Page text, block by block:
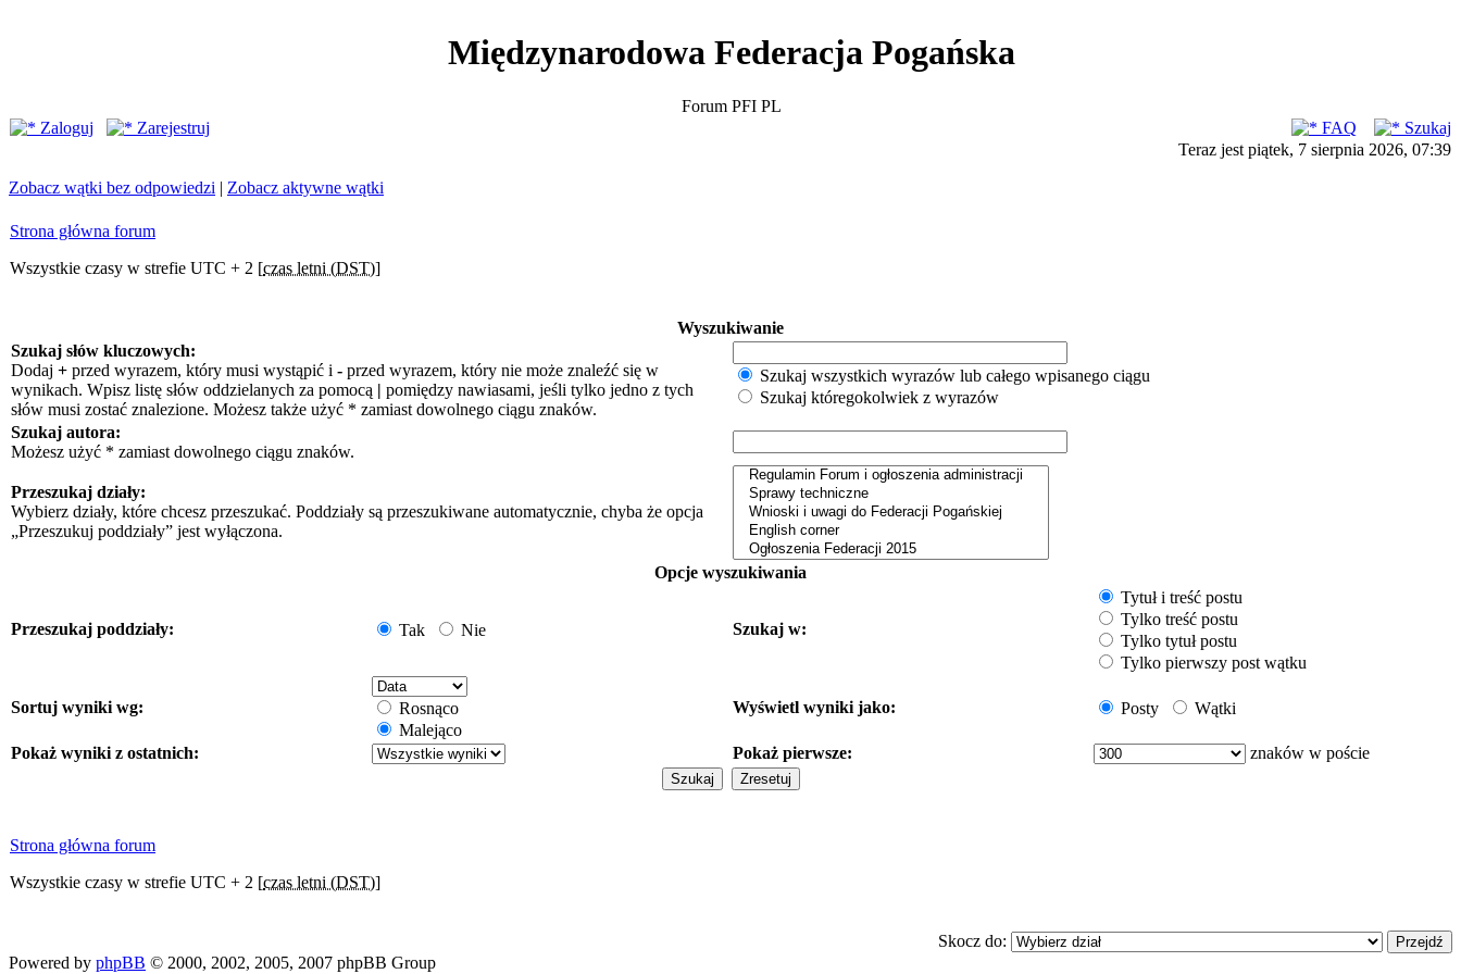
Międzynarodowa Federacja Pogańska
Forum PFI PL
Zaloguj
Zarejestruj FAQ
Szukaj
Teraz jest piątek, 7 sierpnia 2026, 07:39
Zobacz wątki bez odpowiedzi | Zobacz aktywne wątki
Strona główna forum
Wszystkie czasy w strefie UTC + 2 [czas letni (DST)]
Wyszukiwanie
Szukaj słów kluczowych:
Dodaj + przed wyrazem, który musi wystąpić i - przed wyrazem, który nie może znaleźć się w
wynikach. Wpisz listę słów oddzielanych za pomocą | pomiędzy nawiasami, jeśli tylko jedno z tych
słów musi zostać znalezione. Możesz także użyć * zamiast dowolnego ciągu znaków.
Szukaj wszystkich wyrazów lub całego wpisanego ciągu
Szukaj któregokolwiek z wyrazów
Szukaj autora:
Możesz użyć * zamiast dowolnego ciągu znaków.
Przeszukaj działy:
Wybierz działy, które chcesz przeszukać. Poddziały są przeszukiwane automatycznie, chyba że opcja
„Przeszukuj poddziały” jest wyłączona.
Opcje wyszukiwania
Przeszukaj poddziały: Tak Nie Szukaj w:
Tytuł i treść postu
Tylko treść postu
Tylko tytuł postu
Tylko pierwszy post wątku
Sortuj wyniki wg:
Rosnąco
Malejąco
Wyświetl wyniki jako: Posty Wątki
Pokaż wyniki z ostatnich: Pokaż pierwsze: znaków w poście
Strona główna forum
Wszystkie czasy w strefie UTC + 2 [czas letni (DST)]
Skocz do:
Powered by phpBB © 2000, 2002, 2005, 2007 phpBB Group